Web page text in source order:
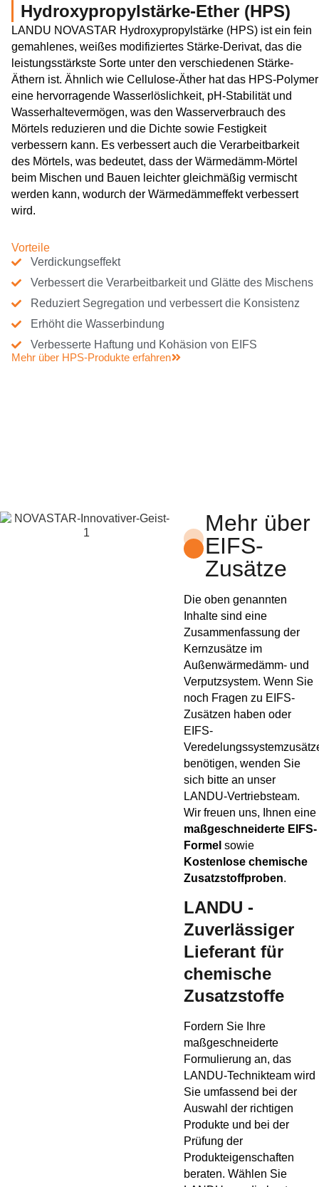
Hydroxypropylstärke-Ether (HPS)
LANDU NOVASTAR Hydroxypropylstärke (HPS) ist ein fein
gemahlenes, weißes modifiziertes Stärke-Derivat, das die
leistungsstärkste Sorte unter den verschiedenen Stärke-
Äthern ist. Ähnlich wie Cellulose-Äther hat das HPS-Polymer
eine hervorragende Wasserlöslichkeit, pH-Stabilität und
Wasserhaltevermögen, was den Wasserverbrauch des
Mörtels reduzieren und die Dichte sowie Festigkeit
verbessern kann. Es verbessert auch die Verarbeitbarkeit
des Mörtels, was bedeutet, dass der Wärmedämm-Mörtel
beim Mischen und Bauen leichter gleichmäßig vermischt
werden kann, wodurch der Wärmedämmeffekt verbessert
wird.
Vorteile
Verdickungseffekt
Verbessert die Verarbeitbarkeit und Glätte des Mischens
Reduziert Segregation und verbessert die Konsistenz
Erhöht die Wasserbindung
Verbesserte Haftung und Kohäsion von EIFS
Mehr über HPS-Produkte erfahren
Mehr über
EIFS-
Zusätze
Die oben genannten
Inhalte sind eine
Zusammenfassung der
Kernzusätze im
Außenwärmedämm- und
Verputzsystem. Wenn Sie
noch Fragen zu EIFS-
Zusätzen haben oder
EIFS-
benötigen, wenden Sie
sich bitte an unser
LANDU-Vertriebsteam.
Wir freuen uns, Ihnen eine
maßgeschneiderte EIFS-
Formel sowie
Kostenlose chemische
Zusatzstoffproben.
LANDU -
Zuverlässiger
Lieferant für
chemische
Zusatzstoffe
Fordern Sie Ihre
maßgeschneiderte
Formulierung an, das
LANDU-Technikteam wird
Sie umfassend bei der
Auswahl der richtigen
Produkte und bei der
Prüfung der
Produkteigenschaften
beraten. Wählen Sie